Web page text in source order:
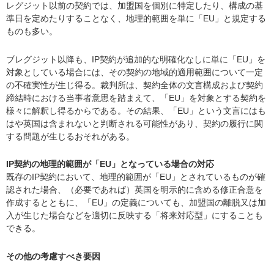
レグジット以前の契約では、加盟国を個別に特定したり、構成の基
準日を定めたりすることなく、地理的範囲を単に「EU」と規定する
ものも多い。
ブレグジット以降も、IP契約が追加的な明確化なしに単に「EU」を
対象としている場合には、その契約の地域的適用範囲について一定
の不確実性が生じ得る。裁判所は、契約全体の文言構成および契約
締結時における当事者意思を踏まえて、「EU」を対象とする契約を
様々に解釈し得るからである。その結果、「EU」という文言にはも
はや英国は含まれないと判断される可能性があり、契約の履行に関
する問題が生じるおそれがある。
IP契約の地理的範囲が「EU」となっている場合の対応
既存のIP契約において、地理的範囲が「EU」とされているものが確
認された場合、（必要であれば）英国を明示的に含める修正合意を
作成するとともに、「EU」の定義についても、加盟国の離脱又は加
入が生じた場合などを適切に反映する「将来対応型」にすることも
できる。
その他の考慮すべき要因